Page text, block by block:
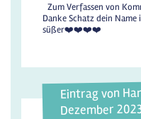
Zum Verfassen von
Danke Schatz dein
süßer❤️❤️❤️❤️
Eintrag von
Dezember